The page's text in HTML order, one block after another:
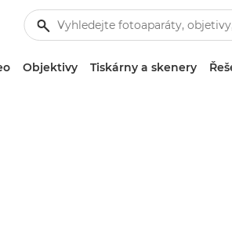
Objektivy Tiskárny a skenery